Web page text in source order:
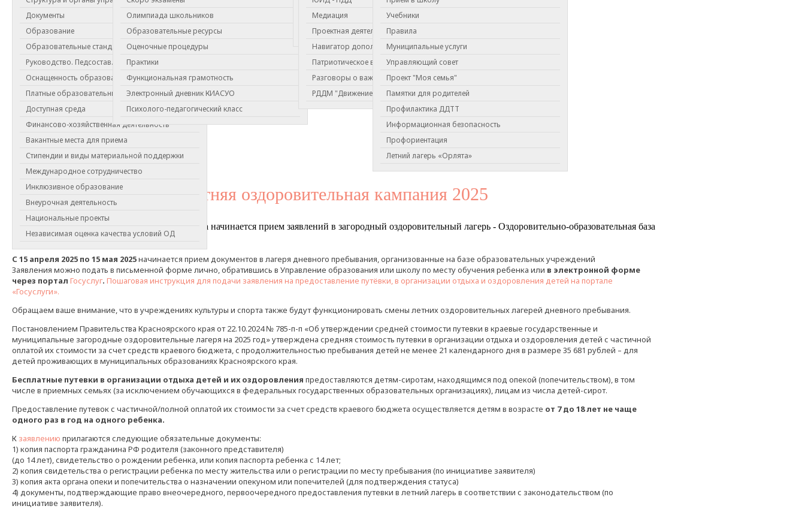
Документы
Образование
Образовательные стандарты
Руководство. Педсостав.
Оснащенность образовательного процесса
Платные образовательные услуги
Доступная среда
Финансово-хозяйственная деятельность
Вакантные места для приема
Стипендии и виды материальной поддержки
Международное сотрудничество
Инклюзивное образование
Внеурочная деятельность
Национальные проекты
Независимая оценка качества условий ОД
Олимпиада школьников
Образовательные ресурсы
Оценочные процедуры
КДР 4 класс
КДР 6 класс
Практики
Функциональная грамотность
Электронный дневник КИАСУО
Психолого-педагогический класс
Медиация
Проектная деятельность
Навигатор дополнительного образования
Патриотическое воспитание
Разговоры о важном
РДДМ "Движение Первых"
Учебники
Правила
Муниципальные услуги
Управляющий совет
Проект "Моя семья"
Памятки для родителей
Профилактика ДДТТ
Информационная безопасность
Профориентация
Летний лагерь «Орлята»
Летняя оздоровительная кампания 2025
15 апреля 2025 года начинается прием заявлений в загородный оздоровительный лагерь - Оздоровительно-образовательная база
отдыха «Зеленогорская» МБУ ДО ЦЭКиТ.
С 15 апреля 2025 по 15 мая 2025начинается прием документов в лагеря дневного пребывания, организованные на базе образовательных учреждений
Заявления можно подать в письменной форме лично, обратившись в Управление образования или школу по месту обучения ребенка или в электронной форме
через портал Госуслуг. Пошаговая инструкция для подачи заявления на предоставление путёвки, в организации отдыха и оздоровления детей на портале
«Госуслуги».
Обращаем ваше внимание, что в учреждениях культуры и спорта также будут функционировать смены летних оздоровительных лагерей дневного пребывания.
Постановлением Правительства Красноярского края от 22.10.2024 № 785-п-п «Об утверждении средней стоимости путевки в краевые государственные и
муниципальные загородные оздоровительные лагеря на 2025 год» утверждена средняя стоимость путевки в организации отдыха и оздоровления детей с частичной
оплатой их стоимости за счет средств краевого бюджета, с продолжительностью пребывания детей не менее 21 календарного дня в размере 35 681 рублей – для
детей проживающих в муниципальных образованиях Красноярского края.
Бесплатные путевки в организации отдыха детей и их оздоровления предоставляются детям-сиротам, находящимся под опекой (попечительством), в том
числе в приемных семьях (за исключением обучающихся в федеральных государственных образовательных организациях), лицам из числа детей-сирот.
Предоставление путевок с частичной/полной оплатой их стоимости за счет средств краевого бюджета осуществляется детям в возрасте от 7 до 18 лет не чаще
одного раз в год на одного ребенка.
Кзаявлению прилагаются следующие обязательные документы:
1) копия паспорта гражданина РФ родителя (законного представителя)
(до 14 лет), свидетельство о рождении ребенка, или копия паспорта ребенка с 14 лет;
2) копия свидетельства о регистрации ребенка по месту жительства или о регистрации по месту пребывания (по инициативе заявителя)
3) копия акта органа опеки и попечительства о назначении опекуном или попечителей (для подтверждения статуса)
4) документы, подтверждающие право внеочередного, первоочередного предоставления путевки в летний лагерь в соответствии с законодательством (по
инициативе заявителя).